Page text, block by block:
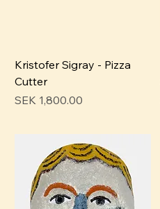
Kristofer Sigray - Pizza
Cutter
Pris
SEK 1,800.00